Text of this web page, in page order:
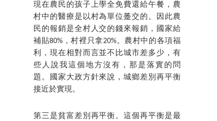
現在農民的孩子上學全免費還給午餐，農
村中的醫療是以村為單位躉交的。因此農
民的報銷是全村人交的錢來報銷，國家給
補貼80%，村裡只拿20%。農村中的各項福
利，現在相對而言並不比城市差多少，有
些人說我這個地方沒有，那是落實的問
題。國家大政方針來說，城鄉差別再平衡
接近於實現。
第三是貧富差別再平衡。這個再平衡是最